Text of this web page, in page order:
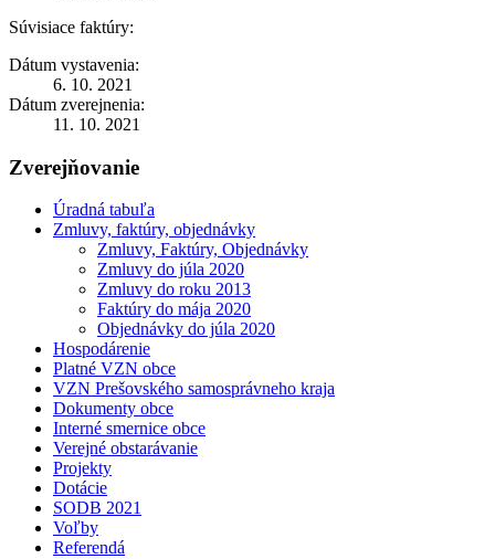
Súvisiace faktúry:
Dátum vystavenia:
6. 10. 2021
Dátum zverejnenia:
11. 10. 2021
Zverejňovanie
Úradná tabuľa
Zmluvy, faktúry, objednávky
Zmluvy, Faktúry, Objednávky
Zmluvy do júla 2020
Zmluvy do roku 2013
Faktúry do mája 2020
Objednávky do júla 2020
Hospodárenie
Platné VZN obce
VZN Prešovského samosprávneho kraja
Dokumenty obce
Interné smernice obce
Verejné obstarávanie
Projekty
Dotácie
SODB 2021
Voľby
Referendá